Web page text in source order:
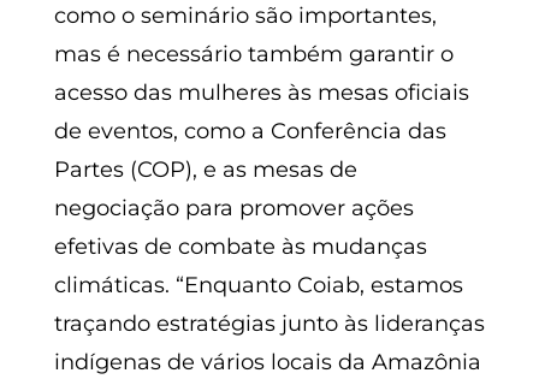
como o seminário são importantes,
mas é necessário também garantir o
acesso das mulheres às mesas oficiais
de eventos, como a Conferência das
Partes (COP), e as mesas de
negociação para promover ações
efetivas de combate às mudanças
climáticas. “Enquanto Coiab, estamos
traçando estratégias junto às lideranças
indígenas de vários locais da Amazônia